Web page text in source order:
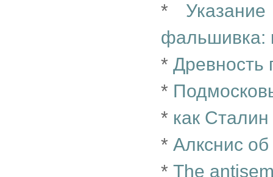
*
фальшивка:
* Древность
*
* как
* Алкснис
* The